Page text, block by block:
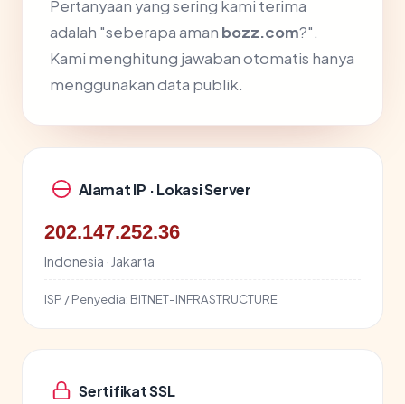
Pertanyaan yang sering kami terima
adalah "seberapa aman bozz.com?".
Kami menghitung jawaban otomatis hanya
menggunakan data publik.
Alamat IP · Lokasi Server
202.147.252.36
Indonesia · Jakarta
ISP / Penyedia: BITNET-INFRASTRUCTURE
Sertifikat SSL